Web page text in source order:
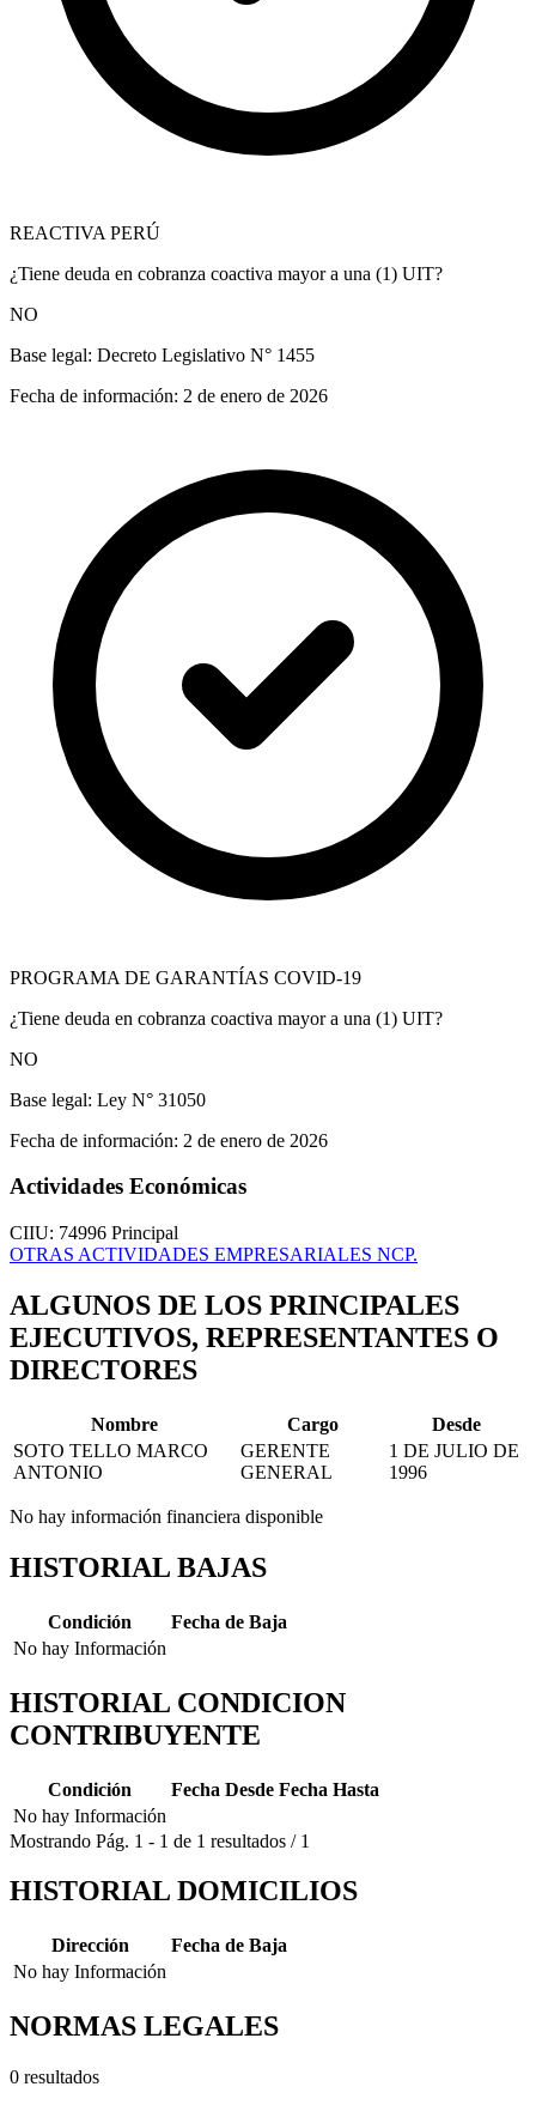
REACTIVA PERÚ
¿Tiene deuda en cobranza coactiva mayor a una (1) UIT?
NO
Base legal: Decreto Legislativo N° 1455
Fecha de información: 2 de enero de 2026
PROGRAMA DE GARANTÍAS COVID-19
¿Tiene deuda en cobranza coactiva mayor a una (1) UIT?
NO
Base legal: Ley N° 31050
Fecha de información: 2 de enero de 2026
Actividades Económicas
CIIU: 74996 Principal
OTRAS ACTIVIDADES EMPRESARIALES NCP.
ALGUNOS DE LOS PRINCIPALES
EJECUTIVOS, REPRESENTANTES O
DIRECTORES
Nombre Cargo
Desde
SOTO TELLO MARCO
ANTONIO
GERENTE
GENERAL
1 DE JULIO DE
1996
No hay información financiera disponible
HISTORIAL BAJAS
Condición
Fecha de Baja
No hay Información
HISTORIAL CONDICION
CONTRIBUYENTE
Condición Fecha Desde Fecha Hasta
No hay Información
Mostrando Pág. 1 - 1 de 1 resultados / 1
HISTORIAL DOMICILIOS
Dirección
Fecha de Baja
No hay Información
NORMAS LEGALES
0 resultados